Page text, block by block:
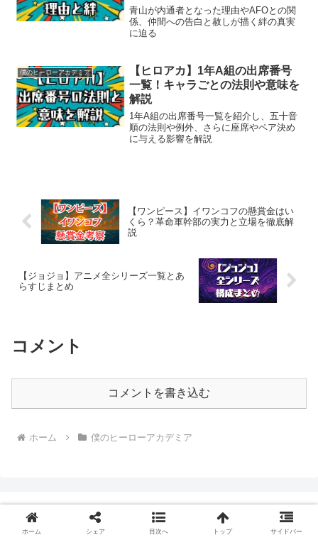
青山が内通者となった理由やAFOとの関
係、仲間への告白と赦しが描く絆の真実
に迫る
僕のヒーローアカデミア
【ヒロアカ】1年A組の出席番号
一覧！キャラごとの法則や意味を
解説
1年A組の出席番号一覧を紹介し、五十音
順の法則や例外、さらに座席やペア決め
に与える影響を解説
【ワンピース】イワンコフの懸賞金はい
くら？革命軍幹部の実力と立場を徹底解
説
【ジョジョ】アニメ全シリーズ一覧とあ
らすじまとめ
コメント
コメントを書き込む
ホーム 僕のヒーローアカデミア
サイトマップ お問合わせ
ホーム シェア 目次へ トップ サイドバー